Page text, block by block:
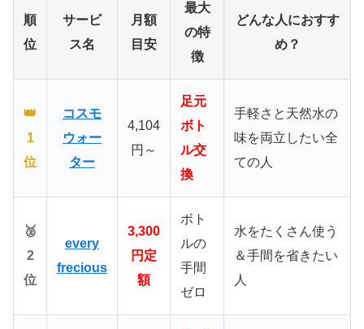
順
位
サービ
ス名
月額
目安
最大
の特
徴
どんな人におすす
め？
👑
1
位
コスモ
ウォー
ター
4,104
円～
足元
ボト
ル交
換
手軽さと天然水の
味を両立したい全
ての人
🥈
2
位
every
frecious
3,300
円定
額
ボト
ルの
手間
ゼロ
水をたくさん使う
＆手間を省きたい
人